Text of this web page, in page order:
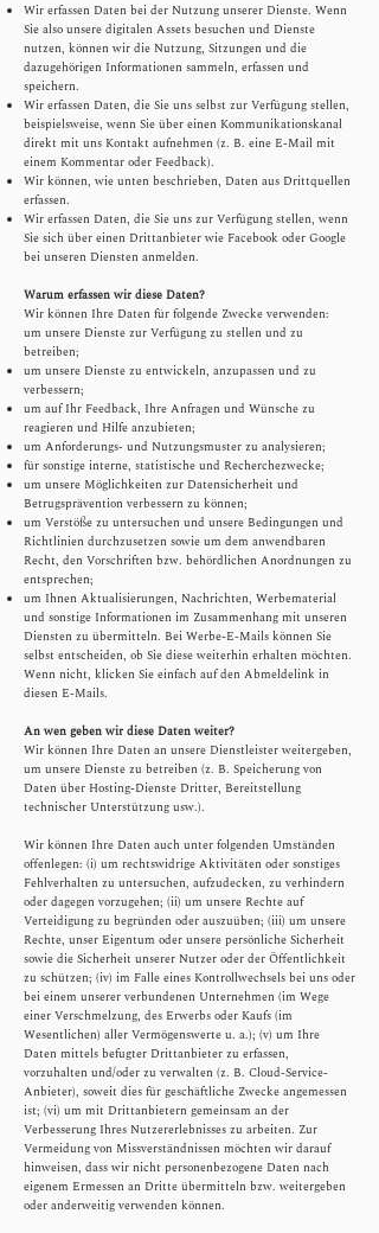
Wir erfassen Daten bei der Nutzung unserer Dienste. Wenn
Sie also unsere digitalen Assets besuchen und Dienste
nutzen, können wir die Nutzung, Sitzungen und die
dazugehörigen Informationen sammeln, erfassen und
speichern.
Wir erfassen Daten, die Sie uns selbst zur Verfügung stellen,
beispielsweise, wenn Sie über einen Kommunikationskanal
direkt mit uns Kontakt aufnehmen (z. B. eine E-Mail mit
einem Kommentar oder Feedback).
Wir können, wie unten beschrieben, Daten aus Drittquellen
erfassen.
Wir erfassen Daten, die Sie uns zur Verfügung stellen, wenn
Sie sich über einen Drittanbieter wie Facebook oder Google
bei unseren Diensten anmelden.
Warum erfassen wir diese Daten?
Wir können Ihre Daten für folgende Zwecke verwenden:
um unsere Dienste zur Verfügung zu stellen und zu
betreiben;
um unsere Dienste zu entwickeln, anzupassen und zu
verbessern;
um auf Ihr Feedback, Ihre Anfragen und Wünsche zu
reagieren und Hilfe anzubieten;
um Anforderungs- und Nutzungsmuster zu analysieren;
für sonstige interne, statistische und Recherchezwecke;
um unsere Möglichkeiten zur Datensicherheit und
Betrugsprävention verbessern zu können;
um Verstöße zu untersuchen und unsere Bedingungen und
Richtlinien durchzusetzen sowie um dem anwendbaren
Recht, den Vorschriften bzw. behördlichen Anordnungen zu
entsprechen;
um Ihnen Aktualisierungen, Nachrichten, Werbematerial
und sonstige Informationen im Zusammenhang mit unseren
Diensten zu übermitteln. Bei Werbe-E-Mails können Sie
selbst entscheiden, ob Sie diese weiterhin erhalten möchten.
Wenn nicht, klicken Sie einfach auf den Abmeldelink in
diesen E-Mails.
An wen geben wir diese Daten weiter?
​Wir können Ihre Daten an unsere Dienstleister weitergeben,
um unsere Dienste zu betreiben (z. B. Speicherung von
Daten über Hosting-Dienste Dritter, Bereitstellung
technischer Unterstützung usw.).
Wir können Ihre Daten auch unter folgenden Umständen
offenlegen: (i) um rechtswidrige Aktivitäten oder sonstiges
Fehlverhalten zu untersuchen, aufzudecken, zu verhindern
oder dagegen vorzugehen; (ii) um unsere Rechte auf
Verteidigung zu begründen oder auszuüben; (iii) um unsere
Rechte, unser Eigentum oder unsere persönliche Sicherheit
sowie die Sicherheit unserer Nutzer oder der Öffentlichkeit
zu schützen; (iv) im Falle eines Kontrollwechsels bei uns oder
bei einem unserer verbundenen Unternehmen (im Wege
einer Verschmelzung, des Erwerbs oder Kaufs (im
Wesentlichen) aller Vermögenswerte u. a.); (v) um Ihre
Daten mittels befugter Drittanbieter zu erfassen,
vorzuhalten und/oder zu verwalten (z. B. Cloud-Service-
Anbieter), soweit dies für geschäftliche Zwecke angemessen
ist; (vi) um mit Drittanbietern gemeinsam an der
Verbesserung Ihres Nutzererlebnisses zu arbeiten. Zur
Vermeidung von Missverständnissen möchten wir darauf
hinweisen, dass wir nicht personenbezogene Daten nach
eigenem Ermessen an Dritte übermitteln bzw. weitergeben
oder anderweitig verwenden können.